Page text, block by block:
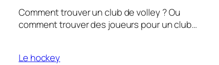
Comment trouver un club de volley ? Ou
comment trouver des joueurs pour un club…
Le hockey